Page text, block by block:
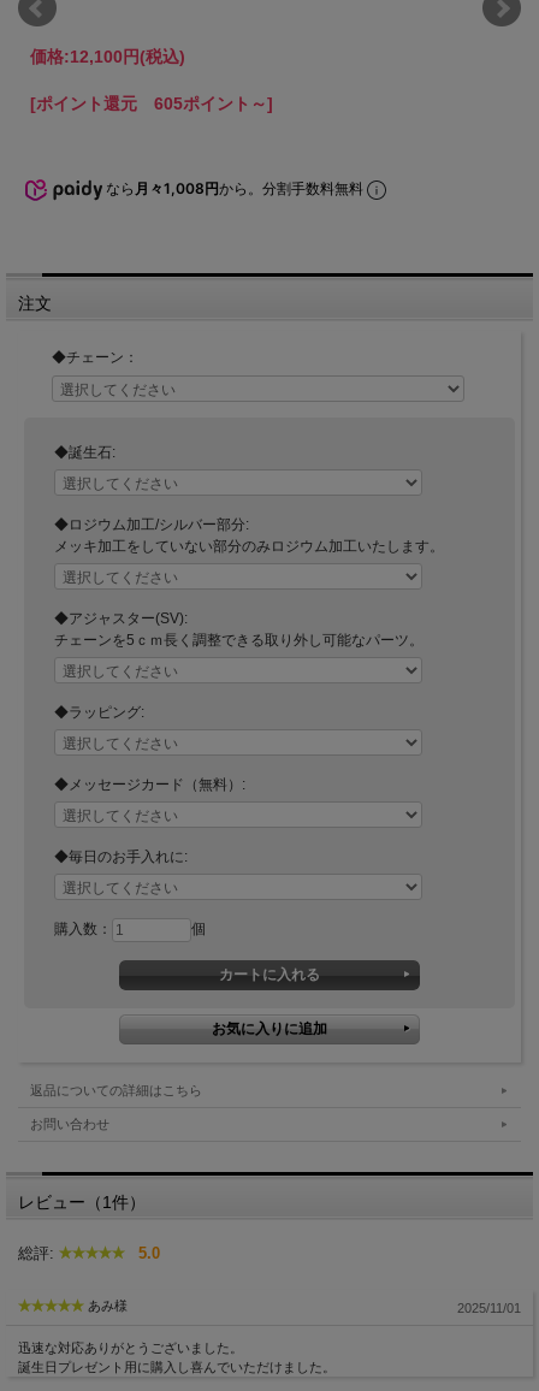
価格:12,100円(税込)
[ポイント還元 605ポイント～]
なら 月々1,008円から。分割手数料無料
注文
◆チェーン：
◆誕生石:
◆ロジウム加工/シルバー部分:
メッキ加工をしていない部分のみロジウム加工いたします。
◆アジャスター(SV):
チェーンを5ｃｍ長く調整できる取り外し可能なパーツ。
◆ラッピング:
◆メッセージカード（無料）:
◆毎日のお手入れに:
購入数： 個
返品についての詳細はこちら
お問い合わせ
レビュー（1件）
総評: 5.0
あみ様 2025/11/01
迅速な対応ありがとうございました。
誕生日プレゼント用に購入し喜んでいただけました。